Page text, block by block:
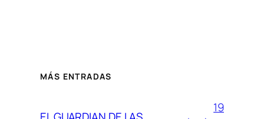
MÁS ENTRADAS
19